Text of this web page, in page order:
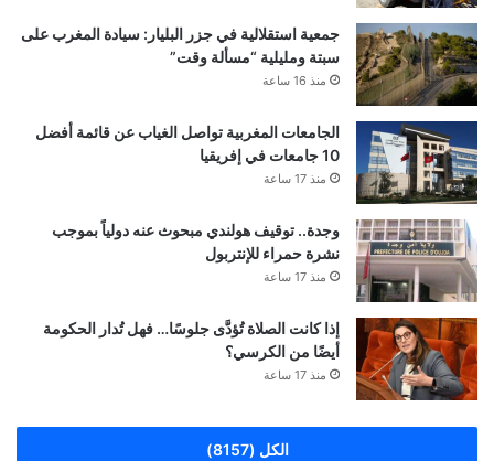
جمعية استقلالية في جزر البليار: سيادة المغرب على
سبتة ومليلية “مسألة وقت”
منذ 16 ساعة
الجامعات المغربية تواصل الغياب عن قائمة أفضل
10 جامعات في إفريقيا
منذ 17 ساعة
وجدة.. توقيف هولندي مبحوث عنه دولياً بموجب
نشرة حمراء للإنتربول
منذ 17 ساعة
إذا كانت الصلاة تُؤدَّى جلوسًا… فهل تُدار الحكومة
أيضًا من الكرسي؟
منذ 17 ساعة
الكل (8157)